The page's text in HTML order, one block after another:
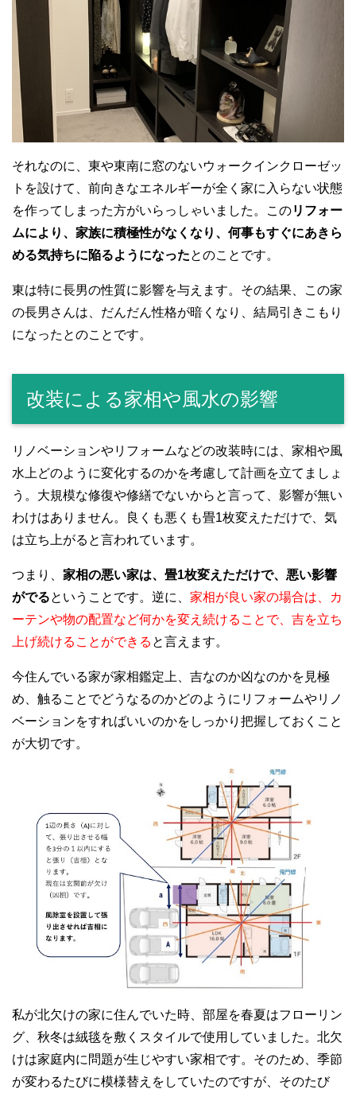
それなのに、東や東南に窓のないウォークインクローゼッ
トを設けて、前向きなエネルギーが全く家に入らない状態
を作ってしまった方がいらっしゃいました。このリフォー
ムにより、家族に積極性がなくなり、何事もすぐにあきら
める気持ちに陥るようになったとのことです。
東は特に長男の性質に影響を与えます。その結果、この家
の長男さんは、だんだん性格が暗くなり、結局引きこもり
になったとのことです。
改装による家相や風水の影響
リノベーションやリフォームなどの改装時には、家相や風
水上どのように変化するのかを考慮して計画を立てましょ
う。大規模な修復や修繕でないからと言って、影響が無い
わけはありません。良くも悪くも畳1枚変えただけで、気
は立ち上がると言われています。
つまり、 家相の悪い家は、畳1枚変えただけで、悪い影響
がでるということです。逆に、 家相が良い家の場合は、カ
ーテンや物の配置など何かを変え続けることで、吉を立ち
上げ続けることができる と言えます。
今住んでいる家が家相鑑定上、吉なのか凶なのかを見極
め、触ることでどうなるのかどのようにリフォームやリノ
ベーションをすればいいのかをしっかり把握しておくこと
が大切です。
私が北欠けの家に住んでいた時、部屋を春夏はフローリン
グ、秋冬は絨毯を敷くスタイルで使用していました。北欠
けは家庭内に問題が生じやすい家相です。そのため、季節
が変わるたびに模様替えをしていたのですが、そのたび